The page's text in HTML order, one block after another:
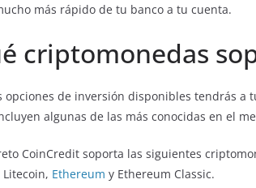
más rápido de tu banco a tu cuenta.
criptomonedas
opciones de inversión disponibles tendrás a
algunas de las más conocidas en el
CoinCredit soporta las siguientes
Ethereum y Ethereum Classic.